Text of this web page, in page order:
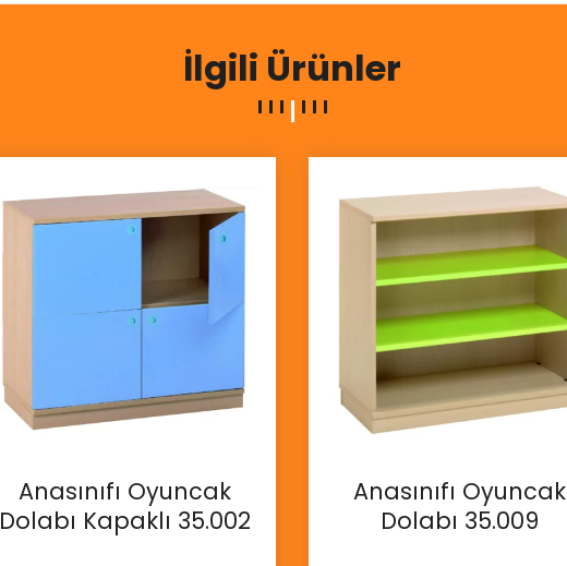
İlgili Ürünler
Anasınıfı Oyuncak
Dolabı Kapaklı 35.002
Anasınıfı Oyuncak
Dolabı 35.009